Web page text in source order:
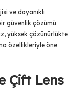
ve dayanıklı
güvenlik çözümü
yüksek çözünürlükte
özellikleriyle öne
Çift Lens